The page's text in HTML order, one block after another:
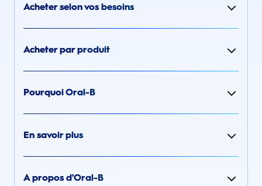
Acheter selon vos besoins
Acheter par produit
Pourquoi Oral-B
En savoir plus
A propos d'Oral-B